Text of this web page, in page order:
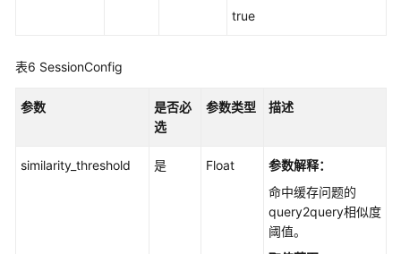
true
表6 SessionConfig
参数
是否必
选
参数类型 描述
similarity_threshold 是 Float
参数解释：
命中缓存问题的
query2query相似度
阈值。